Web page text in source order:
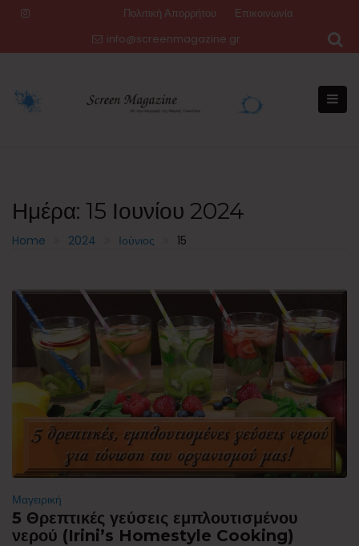
Πολιτική Απορρήτου
Επικοινωνία
info@screenmagazine.gr
Ημέρα: 15 Ιουνίου 2024
Home 2024 Ιούνιος 15
Μαγειρική
5 Θρεπτικές γεύσεις εμπλουτισμένου
νερού (Irini’s Homestyle Cooking)